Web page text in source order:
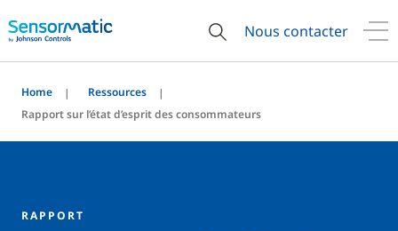
Nous contacter
Home
Ressources
Rapport sur l’état d’esprit des consommateurs
RAPPORT